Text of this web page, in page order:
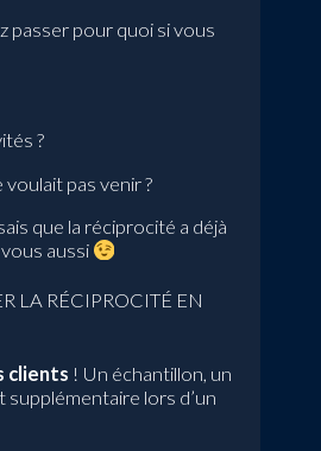
passer pour quoi si vous
?
voulait pas venir ?
que la réciprocité a déjà
aussi
LA RÉCIPROCITÉ EN
clients ! Un échantillon, un
lors d’un